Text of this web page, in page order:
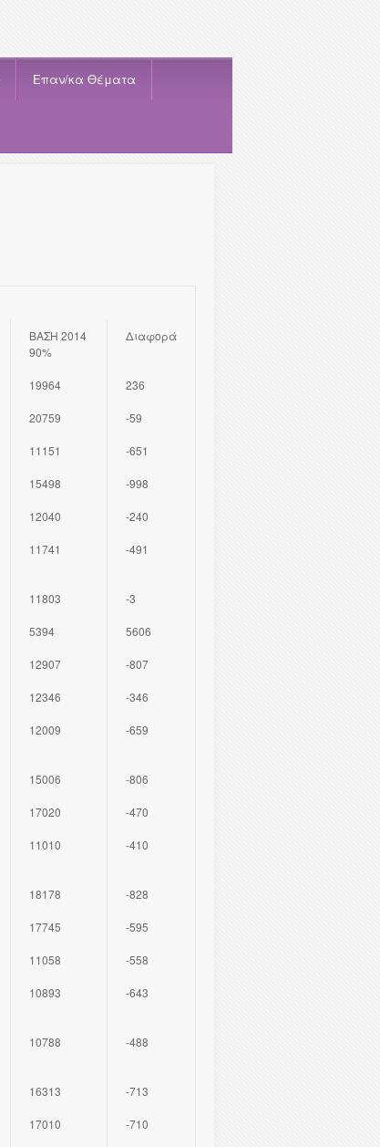
Eπαν/κα Θέματα
ΒΑΣΗ 2014
90%
Διαφορά
19964 236
20759 -59
11151 -651
15498 -998
12040 -240
11741 -491
11803 -3
5394 5606
12907 -807
12346 -346
12009 -659
15006 -806
17020 -470
11010 -410
18178 -828
17745 -595
11058 -558
10893 -643
10788 -488
16313 -713
17010 -710